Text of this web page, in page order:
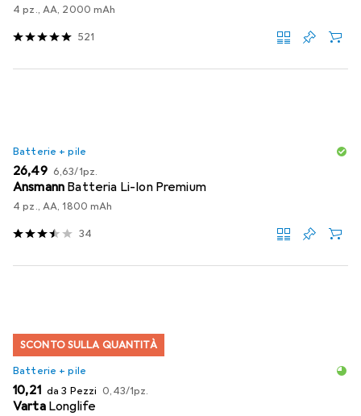
4 pz., AA, 2000 mAh
521
Batterie + pile
EUR
26,49 EUR
6,63/1pz.
Ansmann Batteria Li-Ion Premium
4 pz., AA, 1800 mAh
34
SCONTO SULLA QUANTITÀ
Batterie + pile
EUR
10,21 da 3 Pezzi EUR
0,43/1pz.
Varta Longlife